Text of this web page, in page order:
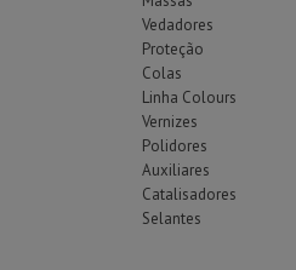
Vedadores
Proteção
Colas
Linha Colours
Vernizes
Polidores
Auxiliares
Catalisadores
Selantes